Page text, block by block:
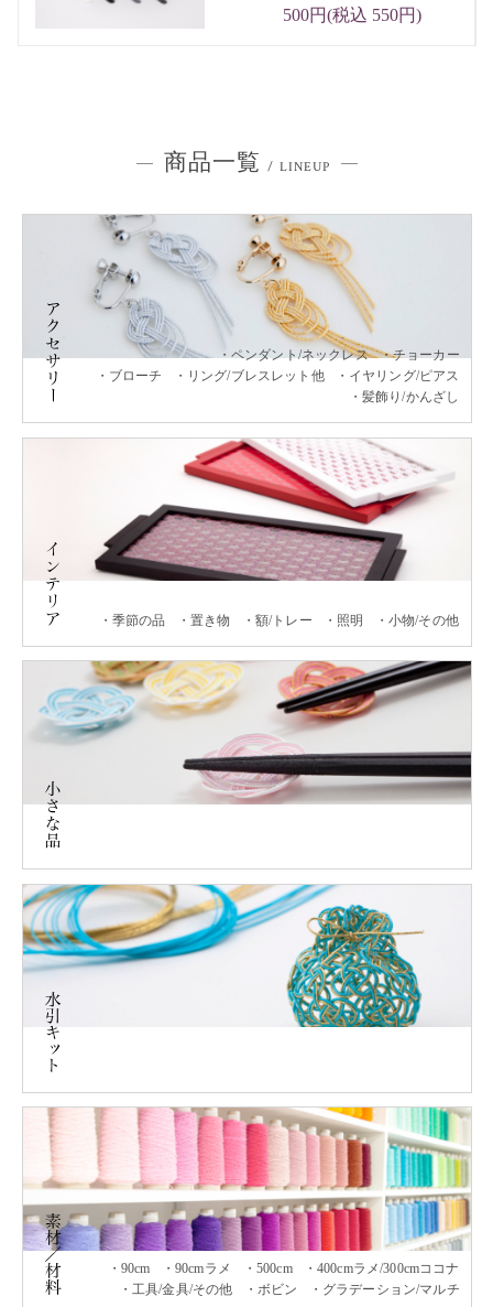
500円(税込 550円)
商品一覧 / LINEUP
チョーカー
ペンダント/ネックレス
イヤリング/ピアス
リング/ブレスレット他
ブローチ
髪飾り/かんざし
小物/その他
照明
額/トレー
置き物
季節の品
400cmラメ/300cmココナ
500cm
90cmラメ
90cm
グラデーション/マルチ
ボビン
工具/金具/その他